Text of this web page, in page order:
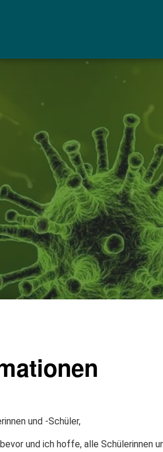
und -Schüler,
und ich hoffe, alle Schülerinnen